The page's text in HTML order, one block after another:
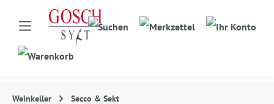
Weinkeller Secco & Sekt